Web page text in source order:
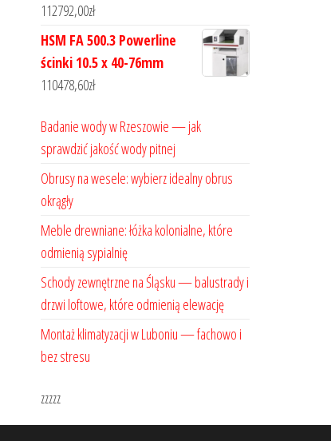
112792,00zł
HSM FA 500.3 Powerline
ścinki 10.5 x 40-76mm
110478,60zł
Badanie wody w Rzeszowie — jak
sprawdzić jakość wody pitnej
Obrusy na wesele: wybierz idealny obrus
okrągły
Meble drewniane: łóżka kolonialne, które
odmienią sypialnię
Schody zewnętrzne na Śląsku — balustrady i
drzwi loftowe, które odmienią elewację
Montaż klimatyzacji w Luboniu — fachowo i
bez stresu
zzzzz